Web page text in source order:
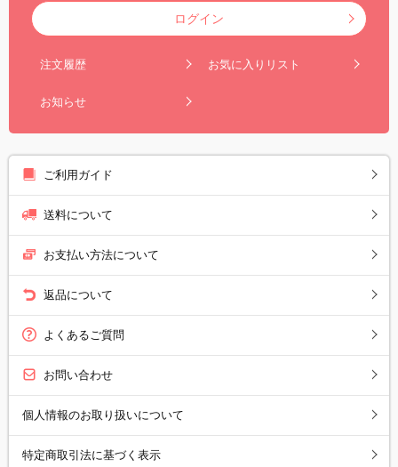
ログイン
注文履歴 お気に入りリスト
お知らせ
ご利用ガイド
送料について
お支払い方法について
返品について
よくあるご質問
お問い合わせ
個人情報のお取り扱いについて
特定商取引法に基づく表示